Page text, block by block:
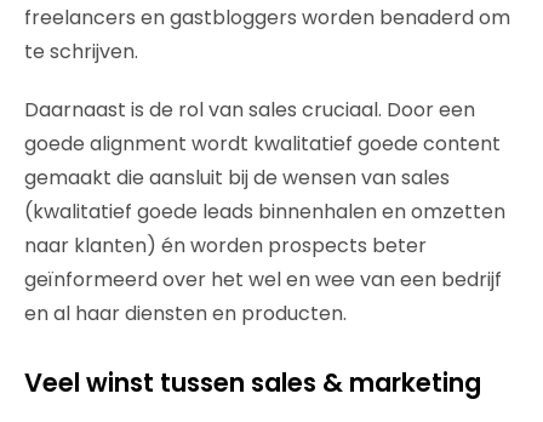
freelancers en gastbloggers worden benaderd om
te schrijven.
Daarnaast is de rol van sales cruciaal. Door een
goede alignment wordt kwalitatief goede content
gemaakt die aansluit bij de wensen van sales
(kwalitatief goede leads binnenhalen en omzetten
naar klanten) én worden prospects beter
geïnformeerd over het wel en wee van een bedrijf
en al haar diensten en producten.
Veel winst tussen sales & marketing